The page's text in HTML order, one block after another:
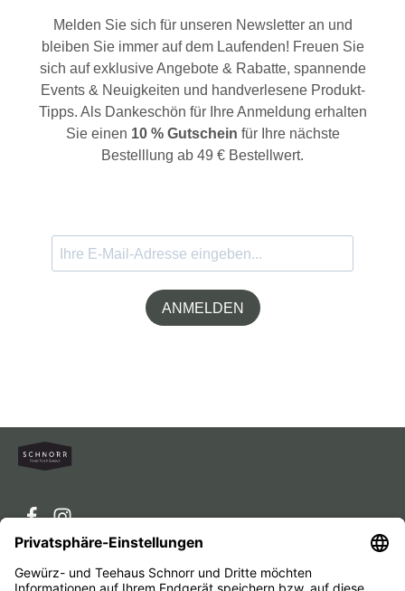
Melden Sie sich für unseren Newsletter an und
bleiben Sie immer auf dem Laufenden! Freuen Sie
sich auf exklusive Angebote & Rabatte, spannende
Events & Neuigkeiten und handverlesene Produkt-
Tipps. Als Dankeschön für Ihre Anmeldung erhalten
Sie einen 10 % Gutschein für Ihre nächste
Bestelllung ab 49 € Bestellwert.
ANMELDEN
Service-Hotline